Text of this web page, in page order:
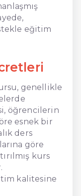
eğitim
genellikle
öğrencilerin
esnek bir
ders
göre
kurs
kalitesine